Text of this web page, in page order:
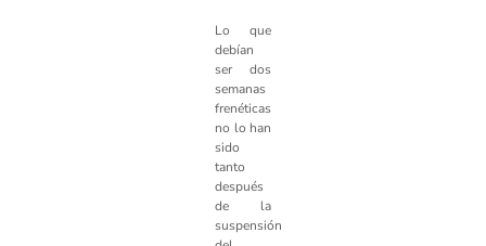
Lo que
debían
ser dos
semanas
frenéticas
no lo han
sido
tanto
después
de la
suspensión